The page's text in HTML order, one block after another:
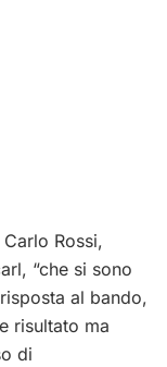
Rossi,
“che si sono
al bando,
risultato ma
di